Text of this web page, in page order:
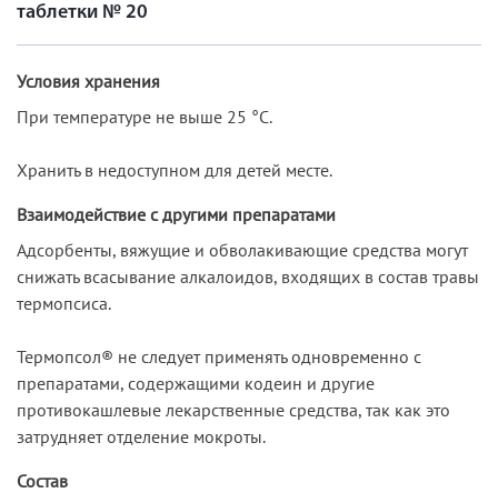
таблетки № 20
Условия хранения
При температуре не выше 25 °С.
Хранить в недоступном для детей месте.
Взаимодействие с другими препаратами
Адсорбенты, вяжущие и обволакивающие средства могут
снижать всасывание алкалоидов, входящих в состав травы
термопсиса.
Термопсол® не следует применять одновременно с
препаратами, содержащими кодеин и другие
противокашлевые лекарственные средства, так как это
затрудняет отделение мокроты.
Состав